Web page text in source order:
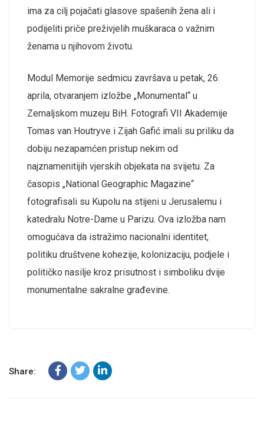
ima za cilj pojačati glasove spašenih žena ali i
podijeliti priče preživjelih muškaraca o važnim
ženama u njihovom životu.
Modul Memorije sedmicu završava u petak, 26.
aprila, otvaranjem izložbe „Monumental“ u
Zemaljskom muzeju BiH. Fotografi VII Akademije
Tomas van Houtryve i Zijah Gafić imali su priliku da
dobiju nezapamćen pristup nekim od
najznamenitijih vjerskih objekata na svijetu. Za
časopis „National Geographic Magazine“
fotografisali su Kupolu na stijeni u Jerusalemu i
katedralu Notre-Dame u Parizu. Ova izložba nam
omogućava da istražimo nacionalni identitet,
politiku društvene kohezije, kolonizaciju, podjele i
političko nasilje kroz prisutnost i simboliku dvije
monumentalne sakralne građevine.
Share: